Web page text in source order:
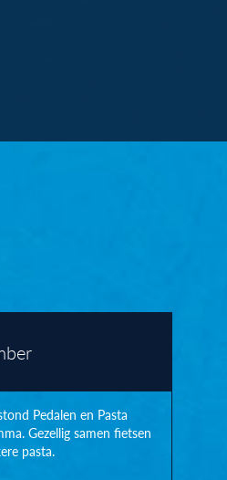
Pedalen en Pasta
Gezellig samen fietsen
pasta.